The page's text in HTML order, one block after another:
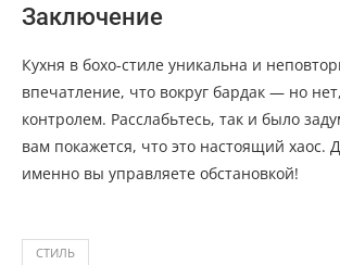
Заключение
Кухня в бохо-стиле уникальна и
впечатление, что вокруг бардак — но
контролем. Расслабьтесь, так и было
вам покажется, что это настоящий хаос.
именно вы управляете обстановкой!
СТИЛЬ